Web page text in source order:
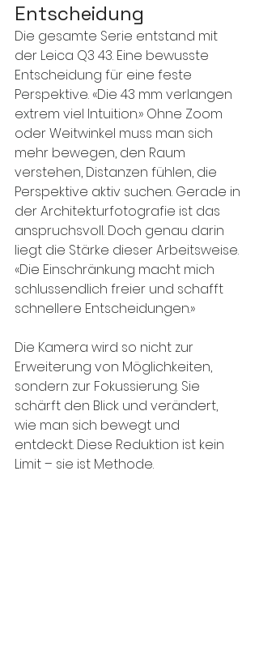
Entscheidung
Die gesamte Serie entstand mit
der Leica Q3 43. Eine bewusste
Entscheidung für eine feste
Perspektive. «Die 43 mm verlangen
extrem viel Intuition.» Ohne Zoom
oder Weitwinkel muss man sich
mehr bewegen, den Raum
verstehen, Distanzen fühlen, die
Perspektive aktiv suchen. Gerade in
der Architekturfotografie ist das
anspruchsvoll. Doch genau darin
liegt die Stärke dieser Arbeitsweise.
«Die Einschränkung macht mich
schlussendlich freier und schafft
schnellere Entscheidungen.»
Die Kamera wird so nicht zur
Erweiterung von Möglichkeiten,
sondern zur Fokussierung. Sie
schärft den Blick und verändert,
wie man sich bewegt und
entdeckt. Diese Reduktion ist kein
Limit – sie ist Methode.